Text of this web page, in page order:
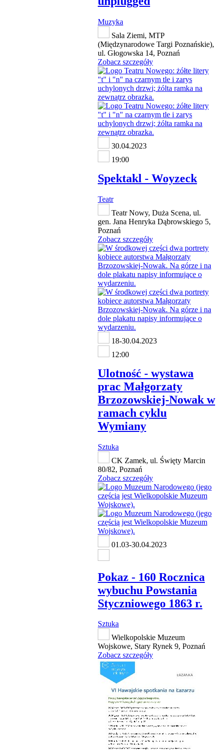
Muzyka
Sala Ziemi, MTP
(Międzynarodowe Targi Poznańskie),
ul. Głogowska 14, Poznań
Zobacz szczegóły
30.04.2023
19:00
Spektakl - Woyzeck
Teatr
Teatr Nowy, Duża Scena, ul.
gen. Jana Henryka Dąbrowskiego 5,
Poznań
Zobacz szczegóły
18-30.04.2023
12:00
Ulotność - wystawa
prac Małgorzaty
Brzozowskiej-Nowak w
ramach cyklu
Wymiany
Sztuka
CK Zamek, ul. Święty Marcin
80/82, Poznań
Zobacz szczegóły
01.03-30.04.2023
Pokaz - 160 Rocznica
wybuchu Powstania
Styczniowego 1863 r.
Sztuka
Wielkopolskie Muzeum
Wojskowe, Stary Rynek 9, Poznań
Zobacz szczegóły